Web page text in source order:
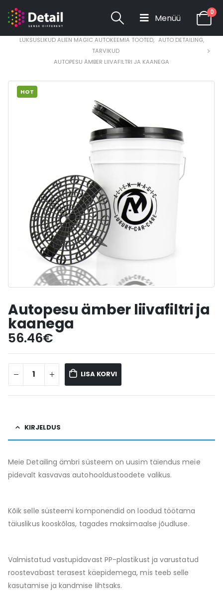
0
LUKSUSLIKUD ALIEN MAGIC AUTOKEEMIA TOOTED, AUTO DETAILING,
TARVIKUD
AUTOPESU ÄMBER LIIVAFILTRI JA KAANEGA
HOT
Autopesu ämber liivafiltri ja
kaanega
56.46€
LISA KORVI
KIRJELDUS
Meie Detailing ämbri süsteem on uusim täiendus meie
pidevalt kasvavas autohooldustoodete valikus.
Kõik selle süsteemi komponendid on loodud töötama
täiuslikus kooskõlas, tagades maksimaalse jõudluse.
Valmistatud vastupidavast PP-plastikust ja varustatud
roostevabast terasest käepidemega, mis teeb selle
kasutamise ja kandmise lihtsaks.